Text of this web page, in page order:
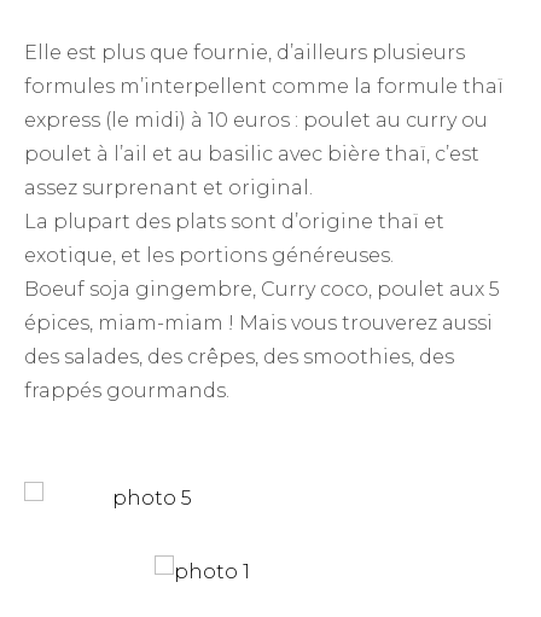
Elle est plus que fournie, d’ailleurs plusieurs
formules m’interpellent comme la formule thaï
express (le midi) à 10 euros : poulet au curry ou
poulet à l’ail et au basilic avec bière thaï, c’est
assez surprenant et original.
La plupart des plats sont d’origine thaï et
exotique, et les portions généreuses.
Boeuf soja gingembre, Curry coco, poulet aux 5
épices, miam-miam ! Mais vous trouverez aussi
des salades, des crêpes, des smoothies, des
frappés gourmands.